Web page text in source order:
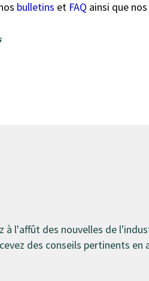
bulletins et FAQ ainsi que nos
l'affût des nouvelles de
des conseils pertinents en